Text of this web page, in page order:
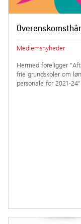
Medlemsnyheder
Hermed foreligger
frie grundskoler om
personale for 2021-24”